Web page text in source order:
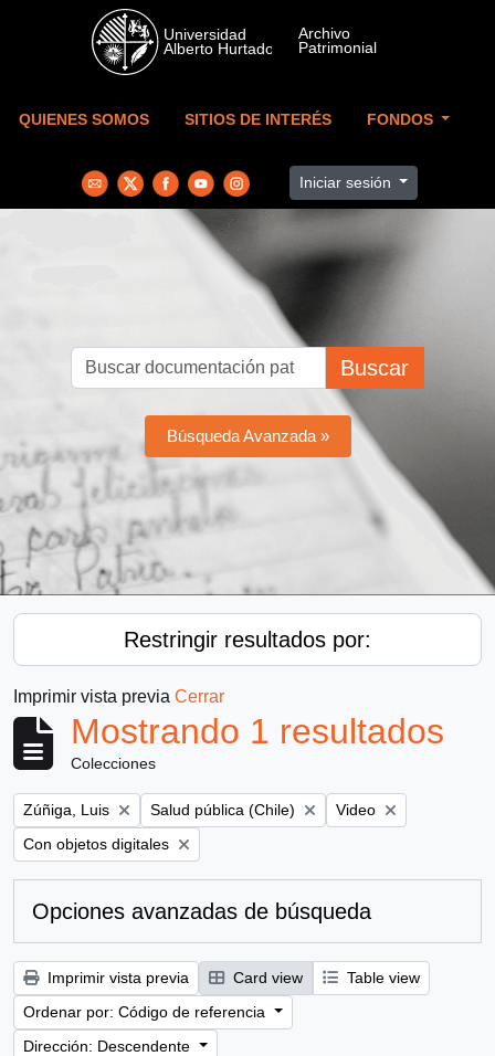
Skip to main content
QUIENES SOMOS SITIOS DE INTERÉS FONDOS
Iniciar sesión
Buscar
Búsqueda Avanzada »
Restringir resultados por:
Imprimir vista previa Cerrar
Mostrando 1 resultados
Colecciones
Remove filter:
Zúñiga, Luis Remove filter:
Salud pública (Chile) Remove filter:
Video
Remove filter:
Con objetos digitales
Opciones avanzadas de búsqueda
Imprimir vista previa Card view
Table view
Ordenar por: Código de referencia
Dirección: Descendente